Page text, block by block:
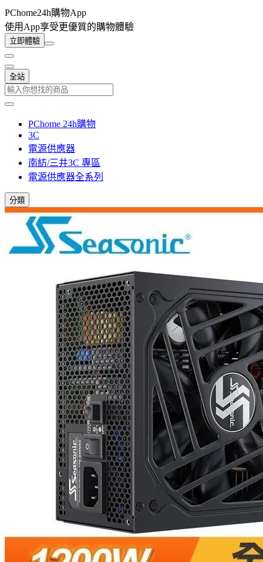
PChome24h購物App
使用App享受更優質的購物體驗
立即體驗
全站
PChome 24h購物
3C
電源供應器
南紡/三井3C 專區
電源供應器全系列
分類